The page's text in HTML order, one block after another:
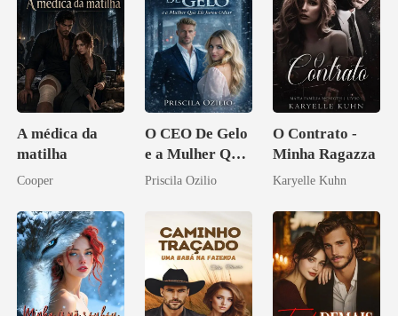
A médica da
matilha
Cooper
O CEO De Gelo
e a Mulher Que
Ele Jurou Odiar
Priscila Ozilio
O Contrato -
Minha Ragazza
Karyelle Kuhn